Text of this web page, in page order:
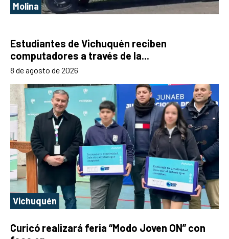
Molina
Estudiantes de Vichuquén reciben
computadores a través de la...
8 de agosto de 2026
Vichuquén
Curicó realizará feria “Modo Joven ON” con